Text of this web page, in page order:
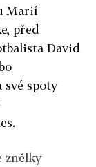
Marií
před
David
své spoty
znělky